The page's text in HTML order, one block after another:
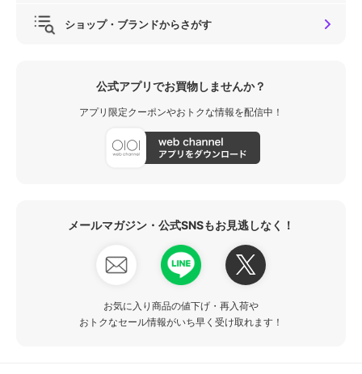
ショップ・ブランドからさがす
公式アプリでお買物しませんか？
アプリ限定クーポンやおトクな情報を配信中！
メールマガジン・公式SNSもお見逃しなく！
お気に入り商品の値下げ・再入荷や
おトクなセール情報がいち早く受け取れます！